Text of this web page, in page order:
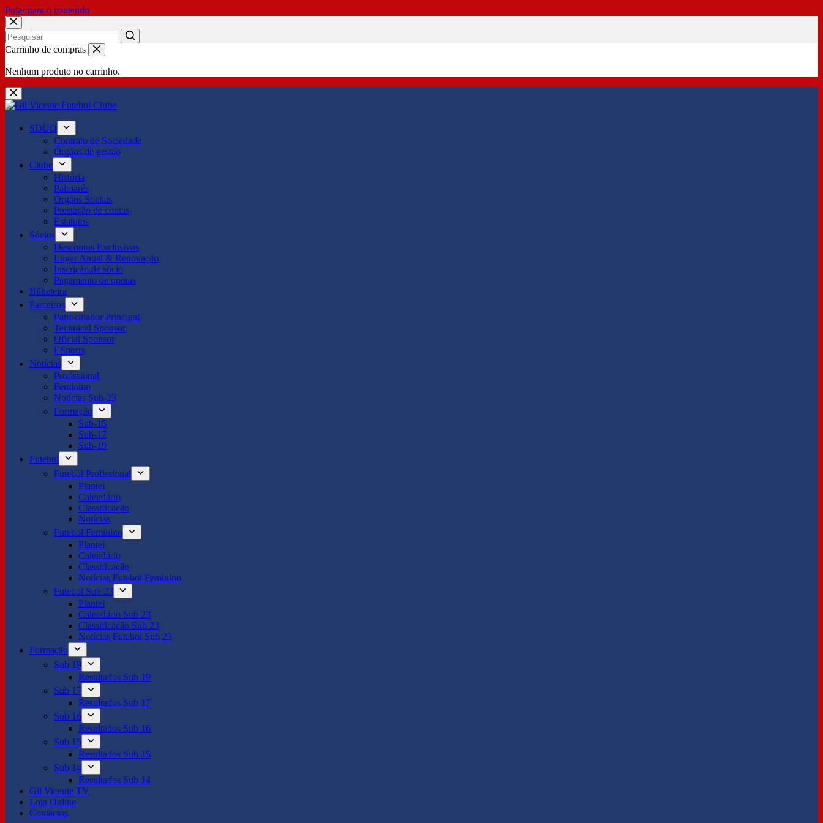
Pular para o conteúdo
No
Carrinho de compras
Nenhum produto no carrinho.
SDUQ
Contrato de Sociedade
Órgãos de gestão
Clube
História
Palmarés
Órgãos Sociais
Prestação de contas
Estatutos
Sócios
Descontos Exclusivos
Lugar Anual & Renovação
Inscrição de sócio
Pagamento de quotas
Bilheteira
Parceiros
Patrocinador Principal
Technical Sponsor
Oficial Sponsor
ESports
Notícias
Profissional
Feminino
Notícias Sub-23
Formação
Sub-15
Sub-17
Sub-19
Futebol
Futebol Profissional
Plantel
Calendário
Classificação
Notícias
Futebol Feminino
Plantel
Calendário
Classificação
Notícias Futebol Feminino
Futebol Sub 23
Plantel
Calendário Sub 23
Classificação Sub 23
Notícias Futebol Sub 23
Formação
Sub 19
Resultados Sub 19
Sub 17
Resultados Sub 17
Sub 16
Resultados Sub 16
Sub 15
Resultados Sub 15
Sub 14
Resultados Sub 14
Gil Vicente TV
Loja Online
Contactos